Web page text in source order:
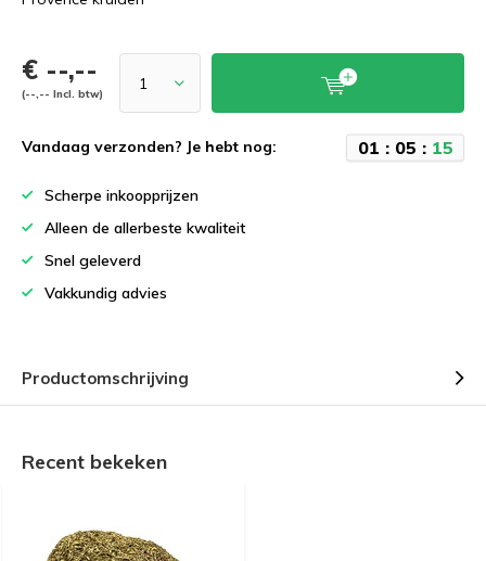
€ --,--
(--,-- Incl. btw)
Vandaag verzonden? Je hebt nog: 01 : 05 : 14
Scherpe inkoopprijzen
Alleen de allerbeste kwaliteit
Snel geleverd
Vakkundig advies
Productomschrijving
Recent bekeken